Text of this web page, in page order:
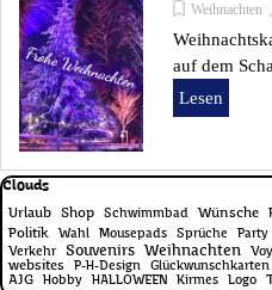
Weihnachten
auf dem
Lesen
Block überspringen Clouds
Clouds
Urlaub
Shop Schwimmbad Wünsche
Politik Wahl Mousepads Sprüche Party
Verkehr Souvenirs Weihnachten
websites
P-H-Design Glückwunschkarten
AJG
Hobby HALLOWEEN Kirmes Logo